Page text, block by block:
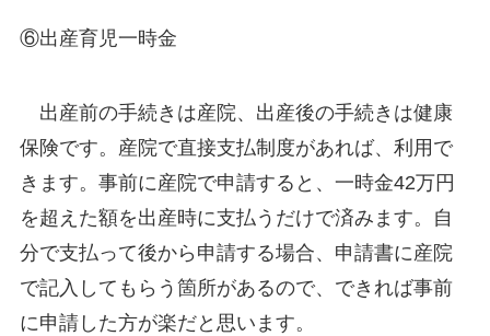
⑥出産育児一時金
出産前の手続きは産院、出産後の手続きは健康
保険です。産院で直接支払制度があれば、利用で
きます。事前に産院で申請すると、一時金42万円
を超えた額を出産時に支払うだけで済みます。自
分で支払って後から申請する場合、申請書に産院
で記入してもらう箇所があるので、できれば事前
に申請した方が楽だと思います。